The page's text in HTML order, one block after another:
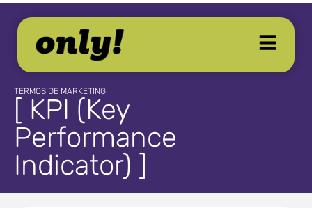
TERMOS DE MARKETING
[ KPI (Key
Performance
Indicator) ]